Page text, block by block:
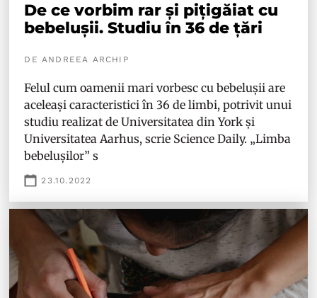
De ce vorbim rar și pițigăiat cu
bebelușii. Studiu în 36 de țări
DE ANDREEA ARCHIP
Felul cum oamenii mari vorbesc cu bebelușii are
aceleași caracteristici în 36 de limbi, potrivit unui
studiu realizat de Universitatea din York și
Universitatea Aarhus, scrie Science Daily. „Limba
bebelușilor” s
23.10.2022